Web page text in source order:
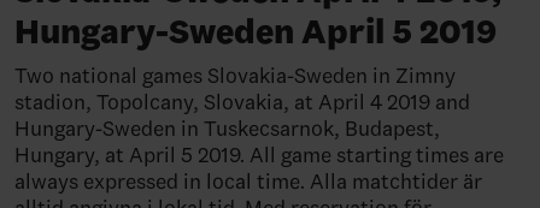
Hungary-Sweden April 5 2019
Two national games Slovakia-Sweden in Zimny
stadion, Topolcany, Slovakia, at April 4 2019 and
Hungary-Sweden in Tuskecsarnok, Budapest,
Hungary, at April 5 2019. All game starting times are
always expressed in local time. Alla matchtider är